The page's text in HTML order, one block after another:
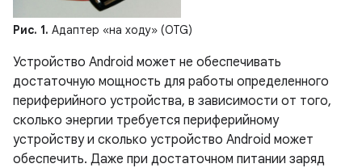
Рис. 1. Адаптер «на ходу» (OTG)
Устройство Android может не обеспечивать
достаточную мощность для работы определенного
периферийного устройства, в зависимости от того,
сколько энергии требуется периферийному
устройству и сколько устройство Android может
обеспечить. Даже при достаточном питании заряд